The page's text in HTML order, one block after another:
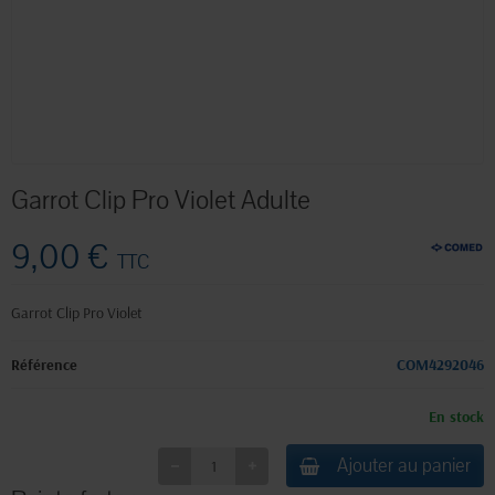
Garrot Clip Pro Violet Adulte
9,00 € TTC
Garrot Clip Pro Violet
Référence COM4292046
En stock
Ajouter au panier